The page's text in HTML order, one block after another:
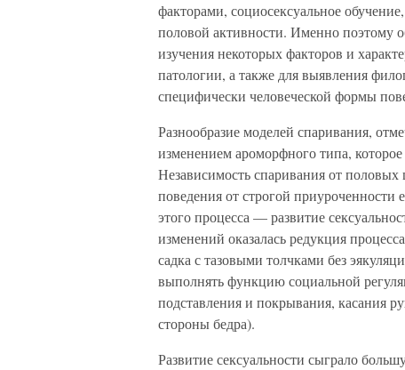
факторами, социосексуальное
половой активности. Именно поэтому
изучения некоторых факторов и
патологии, а также для выявления
специфически человеческой формы
Разнообразие моделей спаривания,
изменением ароморфного типа,
Независимость спаривания от
поведения от строгой
этого процесса — развитие
изменений оказалась редукция
садка с тазовыми толчками без
выполнять функцию социальной
подставления и покрывания, касания
стороны бедра).
Развитие сексуальности сыграло